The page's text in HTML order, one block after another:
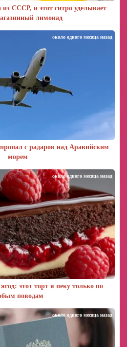
из СССР, и этот ситро уделывает
лимонад
с радаров над Аравийским
морем
около одного месяца назад
этот торт я пеку только по
поводам
около одного месяца назад
около одного месяца назад